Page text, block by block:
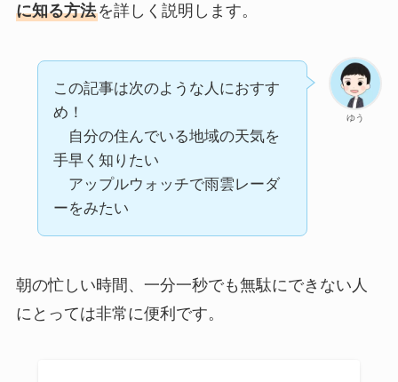
に知る方法を詳しく説明します。
ゆう
この記事は次のような人におすす
め！
自分の住んでいる地域の天気を
手早く知りたい
アップルウォッチで雨雲レーダ
ーをみたい
朝の忙しい時間、一分一秒でも無駄にできない人
にとっては非常に便利です。